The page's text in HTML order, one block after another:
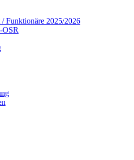
/ Funktionäre 2025/2026
OSR